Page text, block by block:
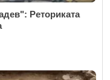
Реториката